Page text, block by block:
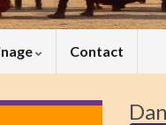
Contact